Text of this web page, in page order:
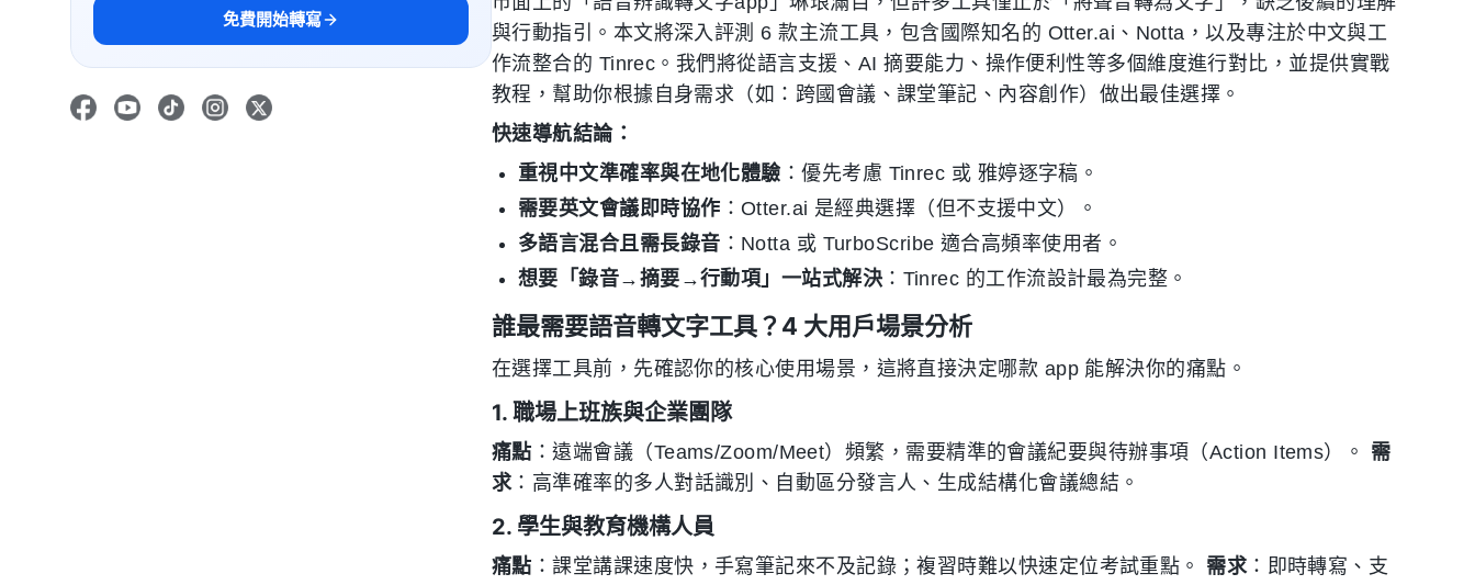
免費開始轉寫
與行動指引。本文將深入評測 6 款主流工具，包含國際知名的 Otter.ai、Notta，以及專注於中文與工
作流整合的 Tinrec。我們將從語言支援、AI 摘要能力、操作便利性等多個維度進行對比，並提供實戰
教程，幫助你根據自身需求（如：跨國會議、課堂筆記、內容創作）做出最佳選擇。
快速導航結論：
重視中文準確率與在地化體驗 ：優先考慮 Tinrec 或 雅婷逐字稿。
需要英文會議即時協作 ：Otter.ai 是經典選擇（但不支援中文）。
多語言混合且需長錄音 ：Notta 或 TurboScribe 適合高頻率使用者。
想要「錄音→摘要→行動項」一站式解決 ：Tinrec 的工作流設計最為完整。
誰最需要語音轉文字工具？4 大用戶場景分析
在選擇工具前，先確認你的核心使用場景，這將直接決定哪款 app 能解決你的痛點。
1. 職場上班族與企業團隊
痛點 ：遠端會議（Teams/Zoom/Meet）頻繁，需要精準的會議紀要與待辦事項（Action Items）。 需
求：高準確率的多人對話識別、自動區分發言人、生成結構化會議總結。
2. 學生與教育機構人員
痛點 ：課堂講課速度快，手寫筆記來不及記錄；複習時難以快速定位考試重點。 需求：即時轉寫、支